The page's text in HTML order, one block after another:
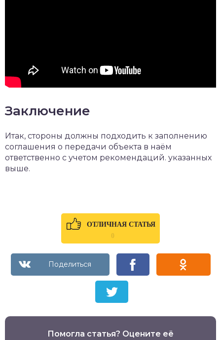
Заключение
Итак, стороны должны подходить к заполнению
соглашения о передачи объекта в наём
ответственно с учетом рекомендаций. указанных
выше.
ОТЛИЧНАЯ СТАТЬЯ
0
Помогла статья? Оцените её